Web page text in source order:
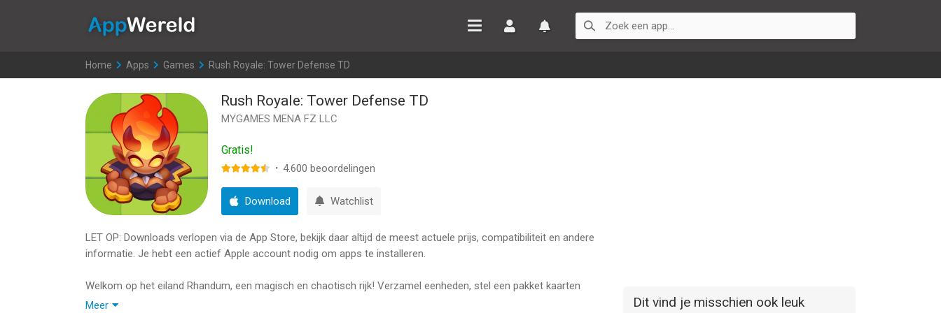
Home >
Apps >
Games >
Rush Royale: Tower Defense TD
Rush Royale: Tower Defense TD
MYGAMES MENA FZ LLC
Gratis!
· 4.600 beoordelingen
Download Watchlist
LET OP: Downloads verlopen via de App Store, bekijk daar altijd de meest actuele prijs, compatibiliteit en andere
informatie. Je hebt een actief Apple account nodig om apps te installeren.
Welkom op het eiland Rhandum, een magisch en chaotisch rijk! Verzamel eenheden, stel een pakket kaarten
samen voor je basisverdediging en speel een van de origineelste torenverdedigingsspellen: Rush Royale!
Meer Dit vind je misschien ook leuk